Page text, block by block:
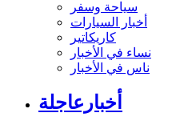
سياحة وسفر
أخبار السيارات
كاريكاتير
نساء في الأخبار
ناس في الأخبار
أخبارعاجلة